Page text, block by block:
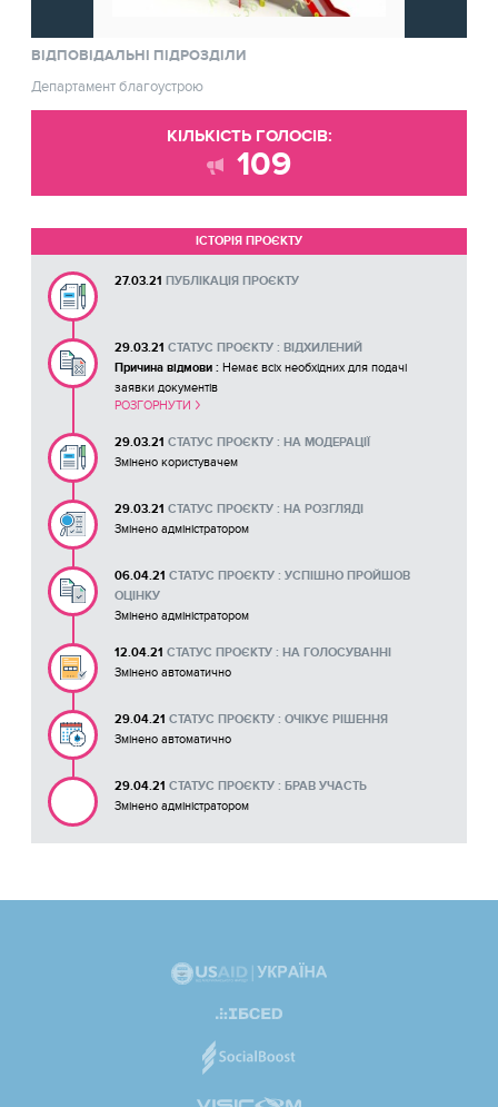
ВІДПОВІДАЛЬНІ ПІДРОЗДІЛИ
Департамент благоустрою
КІЛЬКІСТЬ ГОЛОСІВ:
109
ІСТОРІЯ ПРОЄКТУ
27.03.21 ПУБЛІКАЦІЯ ПРОЄКТУ
29.03.21 СТАТУС ПРОЄКТУ : ВІДХИЛЕНИЙ
Причина відмови : Немає всіх необхідних для подачі
заявки документів
Бракує підписів (50 осіб). Відскануйте та додайте їх у заявку.
РОЗГОРНУТИ
29.03.21 СТАТУС ПРОЄКТУ : НА МОДЕРАЦІЇ
Змінено користувачем
29.03.21 СТАТУС ПРОЄКТУ : НА РОЗГЛЯДІ
Змінено адміністратором
06.04.21 СТАТУС ПРОЄКТУ : УСПІШНО ПРОЙШОВ
ОЦІНКУ
Змінено адміністратором
12.04.21 СТАТУС ПРОЄКТУ : НА ГОЛОСУВАННІ
Змінено автоматично
29.04.21 СТАТУС ПРОЄКТУ : ОЧІКУЄ РІШЕННЯ
Змінено автоматично
29.04.21 СТАТУС ПРОЄКТУ : БРАВ УЧАСТЬ
Змінено адміністратором